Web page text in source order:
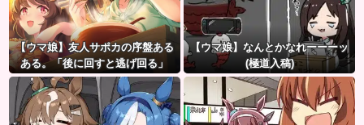
【ウマ娘】友人サポカの序盤ある
ある。「後に回すと逃げ回る」
【ウマ娘】なんとかなれーーーッ
(極道入稿)